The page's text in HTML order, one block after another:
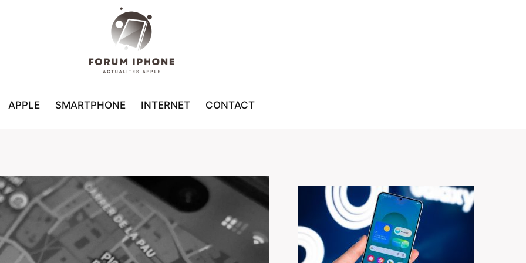
APPLE SMARTPHONE INTERNET CONTACT